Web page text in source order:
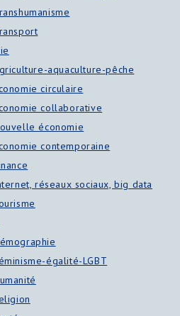
aquaculture-pêche
circulaire
collaborative
économie
contemporaine
réseaux sociaux, big data
égalité-LGBT